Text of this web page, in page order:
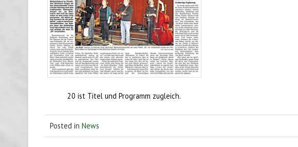
20 ist Titel und Programm zugleich.
Posted in News